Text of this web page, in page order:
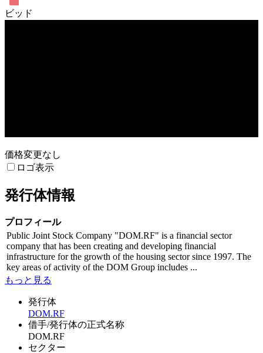
ビッド
価格変更なし
ロゴ表示
発行体情報
プロフィール
Public Joint Stock Company "DOM.RF" is a financial sector
company that has been creating and developing financial
infrastructure for the growth of the housing sector since 1997. The
key areas of activity of the DOM Group includes ...
もっと見る
発行体
DOM.RF
借手/発行体の正式名称
DOM.RF
セクター